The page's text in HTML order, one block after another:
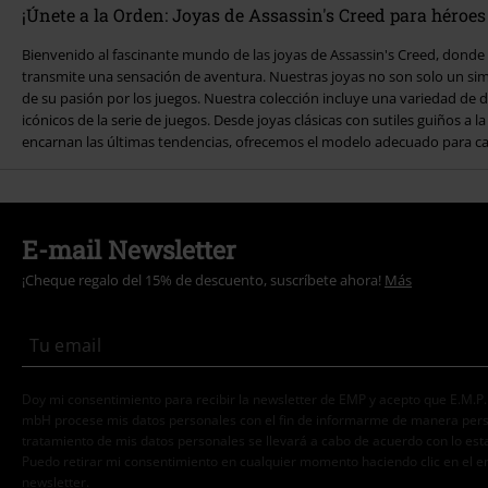
¡Únete a la Orden: Joyas de Assassin's Creed para
Bienvenido al fascinante mundo de las joyas de Assassin's Creed,
transmite una sensación de aventura. Nuestras joyas no son solo un
de su pasión por los juegos. Nuestra colección incluye una variedad de diseños inspirados en los elementos
icónicos de la serie de juegos. Desde joyas clásicas con sutiles guiños a
encarnan las últimas tendencias, ofrecemos el modelo adecuado para cada gusto y
sido cuidadosamente diseñada para capturar la atmósfera de los
accesorio elegante y funcional para el uso diario. Explora el
Creed y encuentra la pieza perfecta que realce tu estilo personal y te acompañe en tus propias aventuras.
Tanto si eres un fan de los juegos desde hace mucho tiempo como si
E-mail Newsletter
¡Cheque regalo del 15% de descuento, suscríbete ahora! Más
Doy mi consentimiento para recibir la newsletter de EMP y acepto que
mbH procese mis datos personales con el fin de informarme de manera
tratamiento de mis datos personales se llevará a cabo de acuerdo con lo
Puedo retirar mi consentimiento en cualquier momento haciendo clic en el
newsletter.